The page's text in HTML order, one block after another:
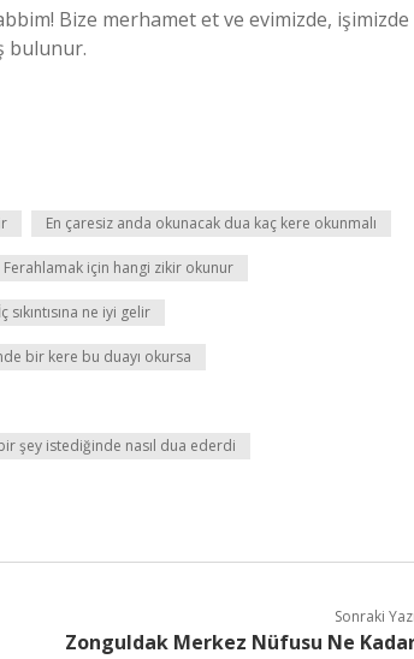
Bize merhamet et ve evimizde, işimizde
bulunur.
En çaresiz anda okunacak dua kaç kere okunmalı
Ferahlamak için hangi zikir okunur
İç sıkıntısına ne iyi gelir
bir kere bu duayı okursa
şey istediğinde nasıl dua ederdi
Sonraki
Zonguldak Merkez Nüfusu Ne